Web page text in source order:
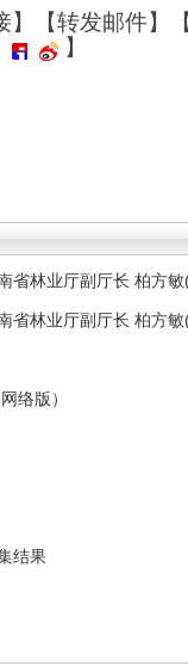
】【转发邮件】
】
省林业厅副厅长 柏方
省林业厅副厅长 柏方
络版）
结果